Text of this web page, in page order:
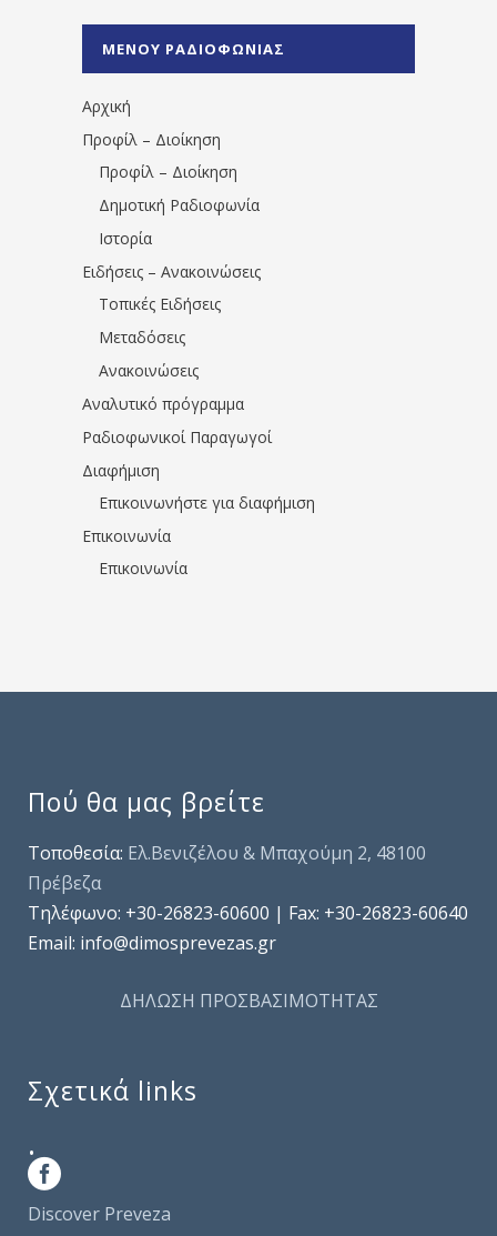
1531194763766854/" artist="" ]
ΜΕΝΟΥ ΡΑΔΙΟΦΩΝΙΑΣ
Αρχική
Προφίλ – Διοίκηση
Προφίλ – Διοίκηση
Δημοτική Ραδιοφωνία
Ιστορία
Ειδήσεις – Ανακοινώσεις
Τοπικές Ειδήσεις
Μεταδόσεις
Ανακοινώσεις
Αναλυτικό πρόγραμμα
Ραδιοφωνικοί Παραγωγοί
Διαφήμιση
Επικοινωνήστε για διαφήμιση
Επικοινωνία
Επικοινωνία
Πού θα μας βρείτε
Τοποθεσία: Ελ.Βενιζέλου & Μπαχούμη 2, 48100
Πρέβεζα
Τηλέφωνo: +30-26823-60600 | Fax: +30-26823-60640
Email: info@dimosprevezas.gr
ΔΗΛΩΣΗ ΠΡΟΣΒΑΣΙΜΟΤΗΤΑΣ
Σχετικά links
.
Discover Preveza